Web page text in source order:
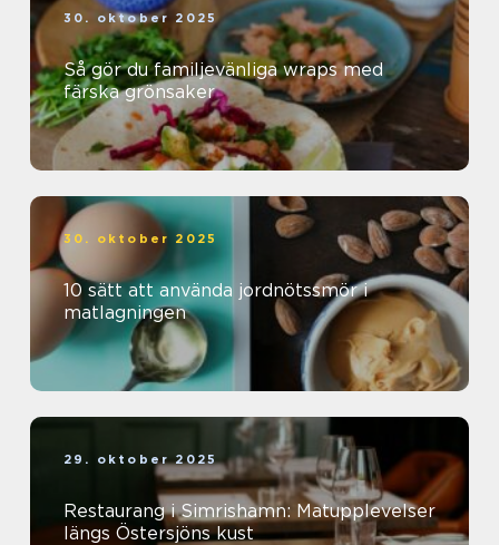
30. oktober 2025
Så gör du familjevänliga wraps med
färska grönsaker
30. oktober 2025
10 sätt att använda jordnötssmör i
matlagningen
29. oktober 2025
Restaurang i Simrishamn: Matupplevelser
längs Östersjöns kust